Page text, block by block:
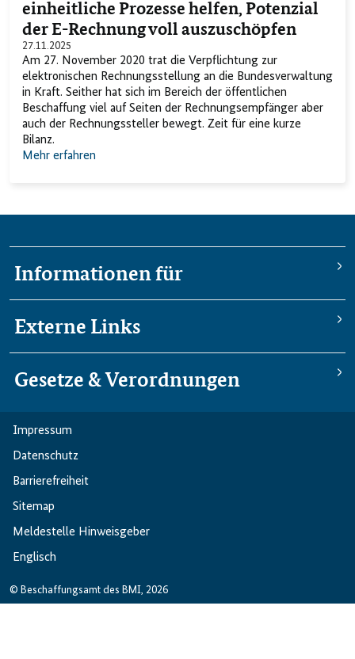
einheitliche Prozesse helfen, Potenzial
der E-Rechnung voll auszuschöpfen
27.11.2025
Am 27. November 2020 trat die Verpflichtung zur
elektronischen Rechnungsstellung an die Bundesverwaltung
in Kraft. Seither hat sich im Bereich der öffentlichen
Beschaffung viel auf Seiten der Rechnungsempfänger aber
auch der Rechnungssteller bewegt. Zeit für eine kurze
Bilanz.
Mehr erfahren
Informationen für
Externe Links
Gesetze & Verordnungen
Impressum
Datenschutz
Barriere­freiheit
Sitemap
Meldestelle Hinweisgeber
Englisch
© Beschaffungsamt des BMI, 2026